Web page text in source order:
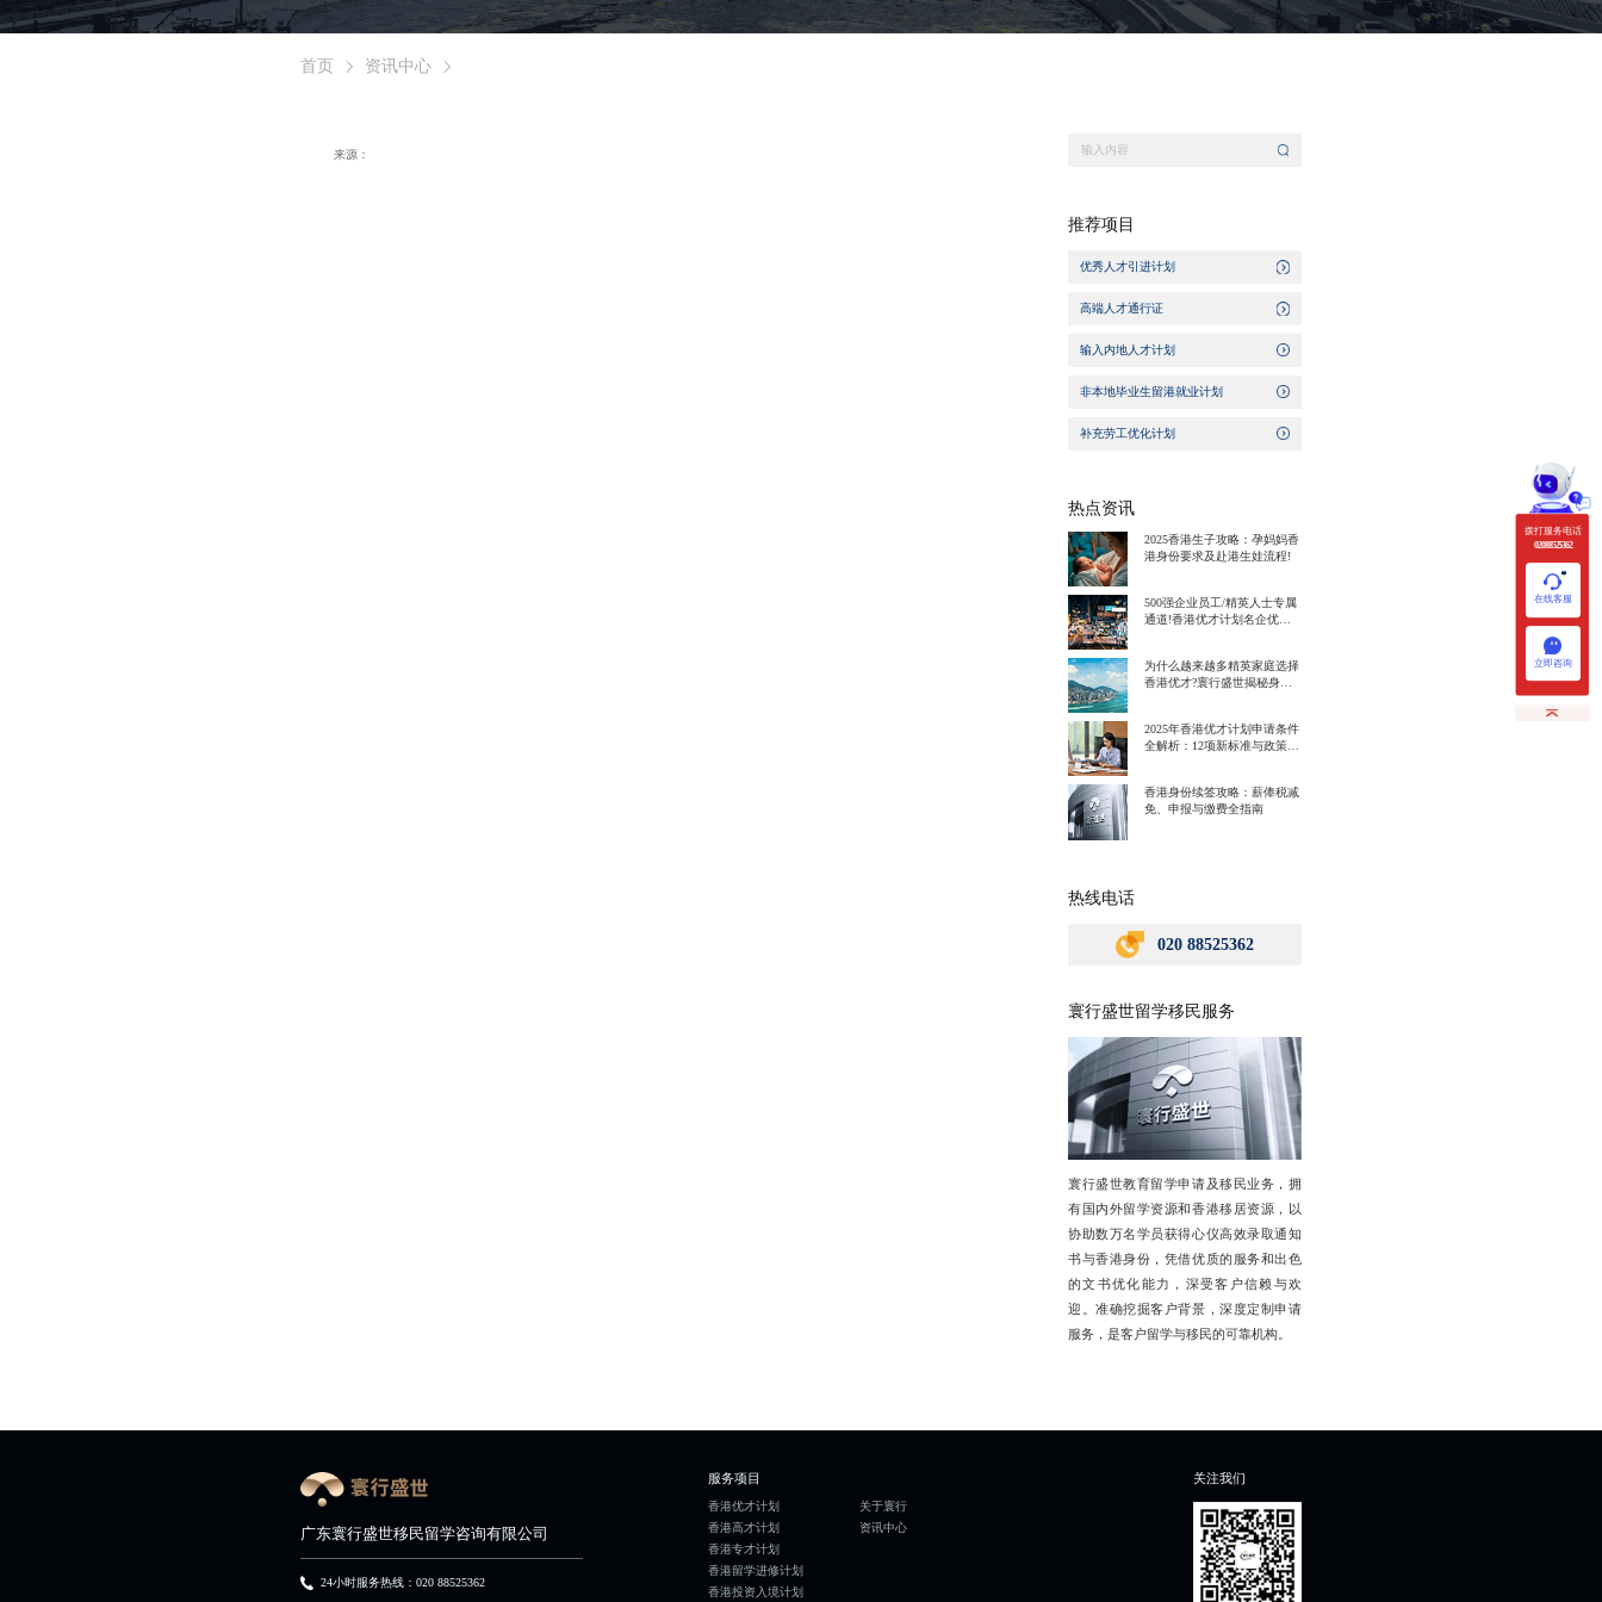
首页 资讯中心
来源：
推荐项目
优秀人才引进计划
高端人才通行证
输入内地人才计划
非本地毕业生留港就业计划
补充劳工优化计划
热点资讯
2025香港生子攻略：孕妈妈香
港身份要求及赴港生娃流程!
500强企业员工/精英人士专属
通道!香港优才计划名企优势
为什么越来越多精英家庭选择
香港优才?寰行盛世揭秘身份
2025年香港优才计划申请条件
全解析：12项新标准与政策解
香港身份续签攻略：薪俸税减
免、申报与缴费全指南
热线电话
020 88525362
寰行盛世留学移民服务
寰行盛世教育留学申请及移民业务，拥
有国内外留学资源和香港移居资源，以
协助数万名学员获得心仪高效录取通知
书与香港身份，凭借优质的服务和出色
的文书优化能力，深受客户信赖与欢
迎。准确挖掘客户背景，深度定制申请
服务，是客户留学与移民的可靠机构。
广东寰行盛世移民留学咨询有限公司
24小时服务热线：020 88525362
服务项目
香港优才计划
香港高才计划
香港专才计划
香港留学进修计划
香港投资入境计划
关于寰行
资讯中心
关注我们
拨打服务电话
020 88525362
在线客服
立即咨询